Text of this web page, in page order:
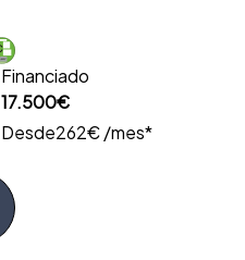
Financiado
17.500€
Desde262€ /mes*